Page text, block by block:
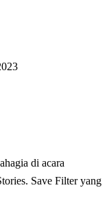
di acara
Save Filter yang